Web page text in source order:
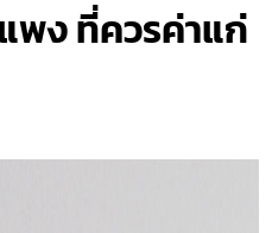
พง ที่ควรค่าแก่